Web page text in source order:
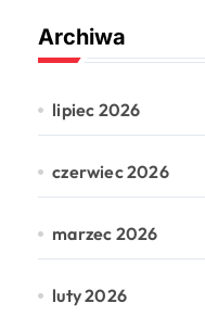
Archiwa
lipiec 2026
czerwiec 2026
marzec 2026
luty 2026